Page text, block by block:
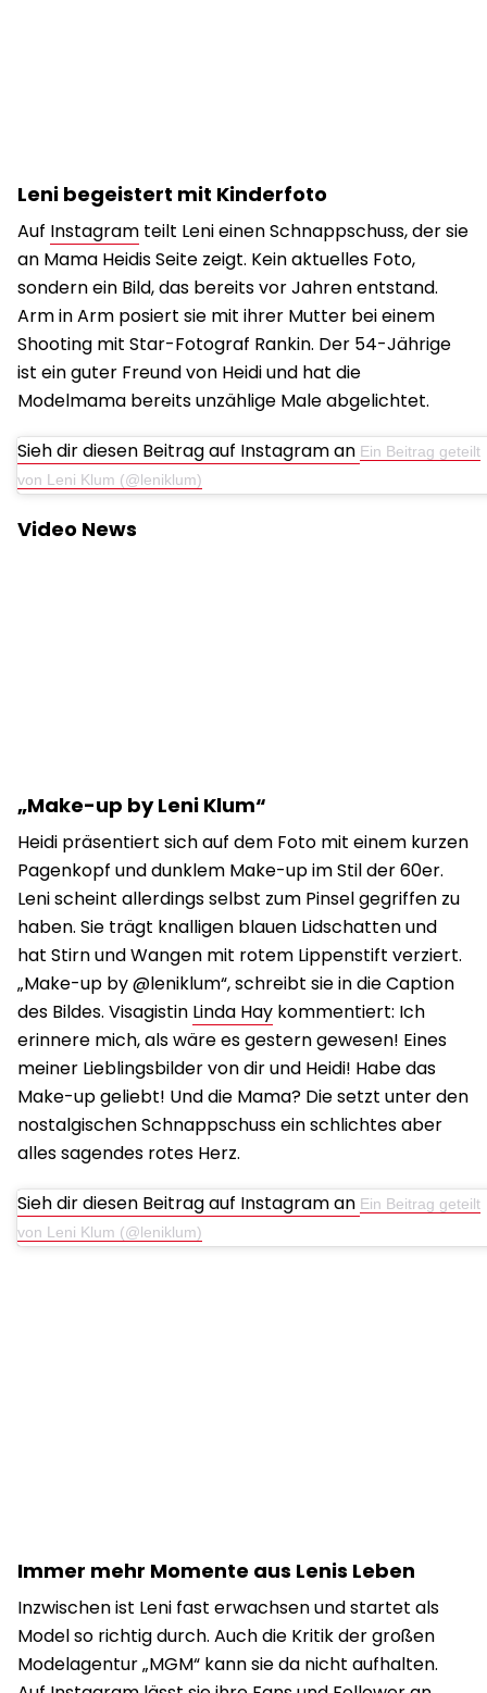
Leni begeistert mit Kinderfoto
Auf Instagram teilt Leni einen Schnappschuss, der sie
an Mama Heidis Seite zeigt. Kein aktuelles Foto,
sondern ein Bild, das bereits vor Jahren entstand.
Arm in Arm posiert sie mit ihrer Mutter bei einem
Shooting mit Star-Fotograf Rankin. Der 54-Jährige
ist ein guter Freund von Heidi und hat die
Modelmama bereits unzählige Male abgelichtet.
Sieh dir diesen Beitrag auf Instagram an Ein Beitrag geteilt
von Leni Klum (@leniklum)
Video News
„Make-up by Leni Klum“
Heidi präsentiert sich auf dem Foto mit einem kurzen
Pagenkopf und dunklem Make-up im Stil der 60er.
Leni scheint allerdings selbst zum Pinsel gegriffen zu
haben. Sie trägt knalligen blauen Lidschatten und
hat Stirn und Wangen mit rotem Lippenstift verziert.
„Make-up by @leniklum“, schreibt sie in die Caption
des Bildes. Visagistin Linda Hay kommentiert: Ich
erinnere mich, als wäre es gestern gewesen! Eines
meiner Lieblingsbilder von dir und Heidi! Habe das
Make-up geliebt! Und die Mama? Die setzt unter den
nostalgischen Schnappschuss ein schlichtes aber
alles sagendes rotes Herz.
Sieh dir diesen Beitrag auf Instagram an Ein Beitrag geteilt
von Leni Klum (@leniklum)
Immer mehr Momente aus Lenis Leben
Inzwischen ist Leni fast erwachsen und startet als
Model so richtig durch. Auch die Kritik der großen
Modelagentur „MGM“ kann sie da nicht aufhalten.